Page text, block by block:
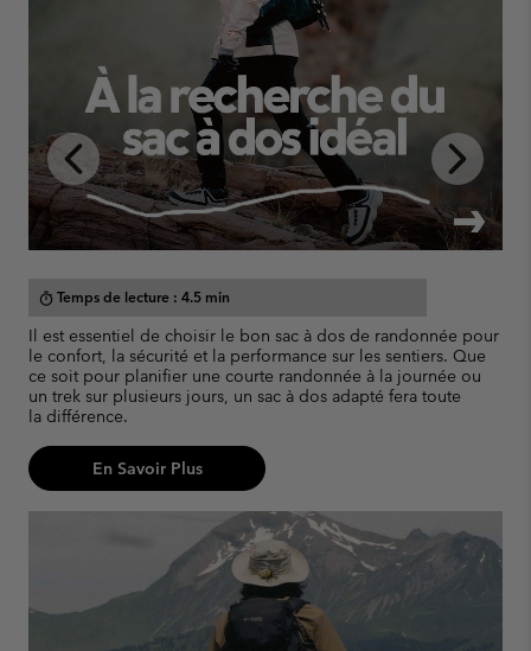
Previous
Slide
Next
Slide
timer Temps de lecture : 4.5 min
Il est essentiel de choisir le bon sac à dos de randonnée pour
le confort, la sécurité et la performance sur les sentiers. Que
ce soit pour planifier une courte randonnée à la journée ou
un trek sur plusieurs jours, un sac à dos adapté fera toute
la différence.
En Savoir Plus